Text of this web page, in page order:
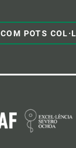
COM POTS